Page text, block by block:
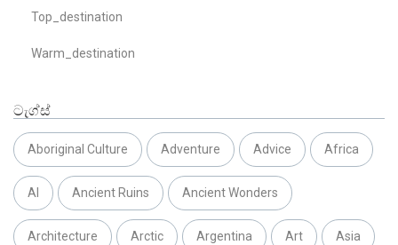
Top_destination
Warm_destination
ටැග්ස්
Aboriginal Culture Adventure Advice Africa
AI Ancient Ruins Ancient Wonders
Architecture Arctic Argentina Art Asia